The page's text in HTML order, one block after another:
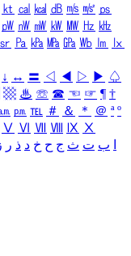
㏏ ㎈ ㎉ ㏈ ㎧ ㎨ ㎰
㎺ ㎻ ㎽ ㎾ ㎿ ㎐ ㎑
㏛ ㎩ ㎪ ㎫ ㎬ ㏝ ㏐
㏓
↓ ↔ 〓 ◁ ◀ ▷ ▶ ♤
▩ ♨ ☏ ☎ ☜ ☞ ¶ †
㏘ ℡ ＃ ＆ ＊ ＠ ª º
Ⅴ Ⅵ Ⅶ Ⅷ Ⅸ Ⅹ
ب ت ث ج ح خ د ذ ر ز